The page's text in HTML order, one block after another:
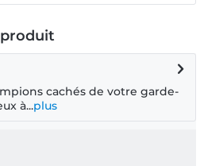
cachés de votre garde-
à...plus